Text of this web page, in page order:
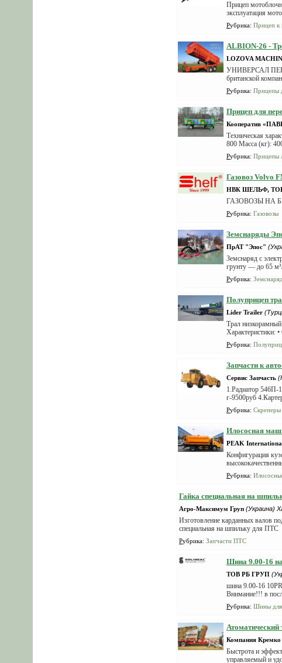
Прицеп
эксплуатация
Рубрика: Прицеп к
ALBION-26 -
LOZOVA
УНИВЕРСАЛ
британской
Рубрика: Прицепы
Прицеп для
Кооператив
Техническая
800 Масса (кг):
Рубрика: Прицепы
Газовоз Volvo
НВК ШЕЛЬФ,
ГАЗОВОЗЫ НА
Рубрика: Газовозы
Земснаряды
ПрАТ "Эпос"
Земснаряд с
грунту — до 65
Рубрика: Земснаряд
Полуприцеп
Lider Trailer
Трал
Характеристики:
Рубрика:
Запчасти к
Сервис Запчасть
1.Радиатор 546П-
г-9500руб
Рубрика: Скреперы
Илососная
PEAK
Конфигурация
Рубрика:
Гайка специальная на
Агро-Максимум Груп (Украина)
Изготовление карданных валов
специальная на шпильку для ПТС
Рубрика: Запчасти ПТС
Шина 9.00-16
ТОВ РБ ГРУП
шина 9.00-16
Внимание!!! в
Рубрика: Шины для
Атоматический
Компания Кремко
Быстрота и
управляемый и